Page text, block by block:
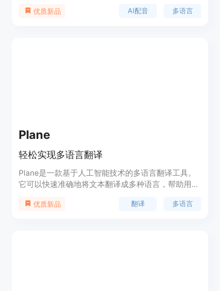
持自定义配音风格、背景音乐，并提供了多种使用场
优质新品 AI配音 多语言
Plane
轻松实现多语言翻译
Plane是一款基于人工智能技术的多语言翻译工具。
它可以快速准确地将文本翻译成多种语言，帮助用户
确性和实时性，同时支持多种语言的互译功能。用户
优质新品 翻译 多语言